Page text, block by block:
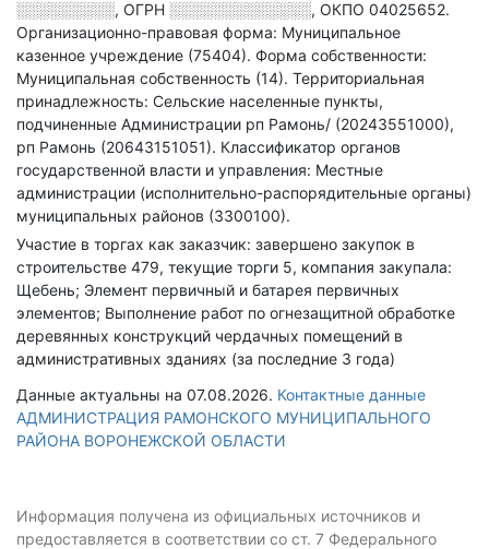
░░░░░░░░░, ОГРН ░░░░░░░░░░░░░, ОКПО 04025652.
Организационно-правовая форма: Муниципальное
казенное учреждение (75404). Форма собственности:
Муниципальная собственность (14). Территориальная
принадлежность: Сельские населенные пункты,
подчиненные Администрации рп Рамонь/ (20243551000),
рп Рамонь (20643151051). Классификатор органов
государственной власти и управления: Местные
администрации (исполнительно-распорядительные органы)
муниципальных районов (3300100).
Участие в торгах как заказчик: завершено закупок в
строительстве 479, текущие торги 5, компания закупала:
Щебень; Элемент первичный и батарея первичных
элементов; Выполнение работ по огнезащитной обработке
деревянных конструкций чердачных помещений в
административных зданиях (за последние 3 года)
Данные актуальны на 07.08.2026. Контактные данные
АДМИНИСТРАЦИЯ РАМОНСКОГО МУНИЦИПАЛЬНОГО
РАЙОНА ВОРОНЕЖСКОЙ ОБЛАСТИ
Информация получена из официальных источников и
предоставляется в соответствии со ст. 7 Федерального